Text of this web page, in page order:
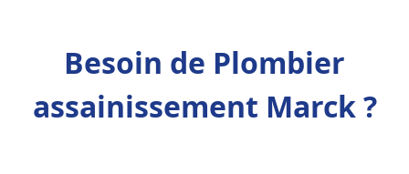
Besoin de Plombier
assainissement Marck ?